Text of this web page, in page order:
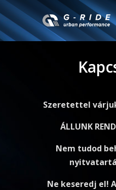
Szeretettel
ÁLLUNK
Nem tudod
Ne keseredj el!